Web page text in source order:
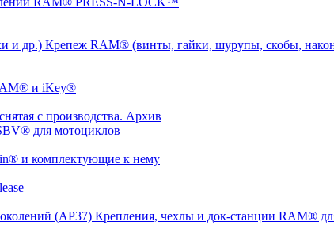
Крепеж RAM® (винты, гайки, шурупы, скобы,
и iKey®
с производства. Архив
для мотоциклов
и комплектующие к нему
Крепления, чехлы и док-станции RAM®